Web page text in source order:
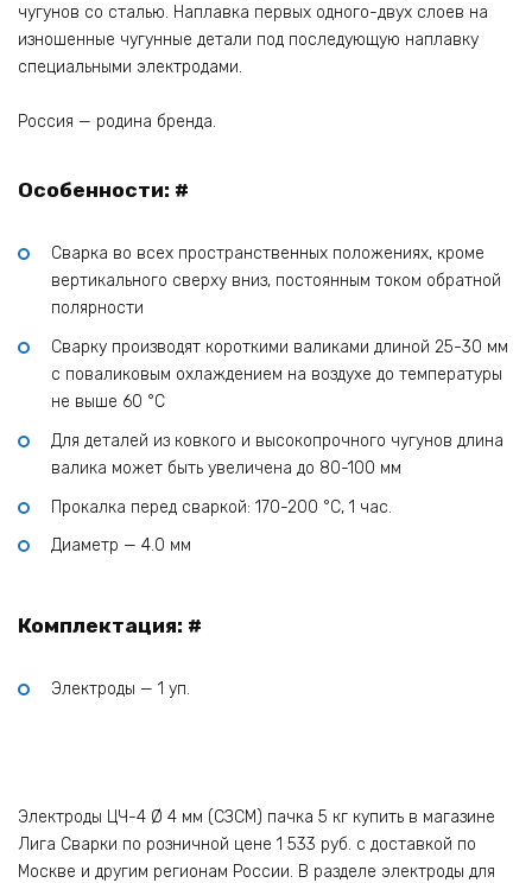
чугунов со сталью. Наплавка первых одного-двух слоев на
изношенные чугунные детали под последующую наплавку
специальными электродами.
Россия — родина бренда.
Особенности: #
Сварка во всех пространственных положениях, кроме
вертикального сверху вниз, постоянным током обратной
полярности
Сварку производят короткими валиками длиной 25-30 мм
с поваликовым охлаждением на воздухе до температуры
не выше 60 °С
Для деталей из ковкого и высокопрочного чугунов длина
валика может быть увеличена до 80-100 мм
Прокалка перед сваркой: 170-200 °С, 1 час.
Диаметр — 4.0 мм
Комплектация: #
Электроды — 1 уп.
Электроды ЦЧ-4 Ø 4 мм (СЗСМ) пачка 5 кг купить в магазине
Лига Сварки по розничной цене 1 533 руб. с доставкой по
Москве и другим регионам России. В разделе электроды для